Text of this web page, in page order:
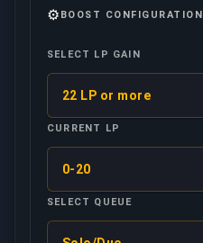
⚙️ BOOST CONFIGURATION
SELECT LP GAIN
22 LP or more
CURRENT LP
0-20
SELECT QUEUE